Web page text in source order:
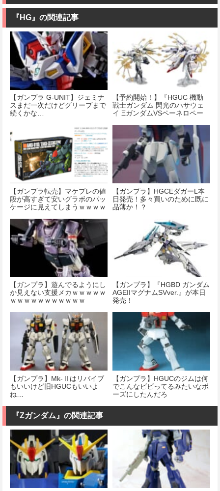
『HG』の関連記事
【ガンプラ G-UNIT】ジェミナ
スまだ一次だけどグリープまで
続くかな…
【予約開始！】『HGUC 機動
戦士ガンダム 閃光のハサウェ
イ ΞガンダムVSペーネロペー
クトセット』
【ガンプラ転売】マケプレの値
段が高すぎて安いグラボのパッ
ケージに見えてしまうｗｗｗｗ
【ガンプラ】HGCEダガーL本
日発売！多々買いのために既に
品薄か！？
【ガンプラ】遊んでるようにし
か見えない支援メカｗｗｗｗｗ
ｗｗｗｗｗｗｗｗｗｗｗ
【ガンプラ】『HGBD ガンダム
AGEIIマグナムSVver.』が本日
発売！
【ガンプラ】Mk-Ⅱはリバイブ
もいいけど旧HGUCもいいよ
ね…
【ガンプラ】HGUCのジムは何
でこんなビビってるみたいなポ
ーズにしたんだろ
『Ζガンダム』の関連記事